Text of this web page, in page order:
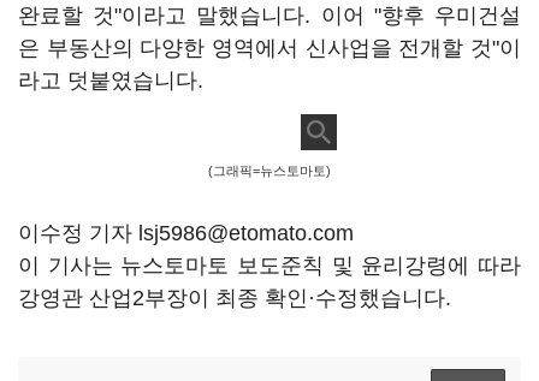
완료할 것"이라고 말했습니다. 이어 "향후 우미건설
은 부동산의 다양한 영역에서 신사업을 전개할 것"이
라고 덧붙였습니다.
(그래픽=뉴스토마토)
이수정 기자 lsj5986@etomato.com
이 기사는 뉴스토마토 보도준칙 및 윤리강령에 따라
강영관 산업2부장이 최종 확인·수정했습니다.